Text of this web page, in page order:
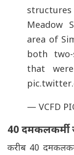
Meadow
area of
both two-
that
— VCFD
40 दमकलकर्मी
करीब 40